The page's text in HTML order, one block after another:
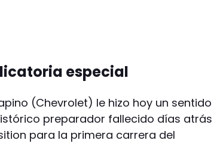
especial
(Chevrolet) le hizo hoy un sentido
preparador fallecido días atrás
para la primera carrera del